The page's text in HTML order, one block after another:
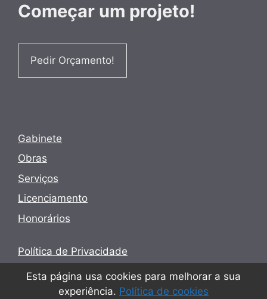
Esta página usa cookies para melhorar a sua
experiência. Política de cookies
Começar um projeto!
Pedir Orçamento!
Gabinete
Obras
Serviços
Licenciamento
Honorários
Política de Privacidade
Termos e Condições
Política de cookies